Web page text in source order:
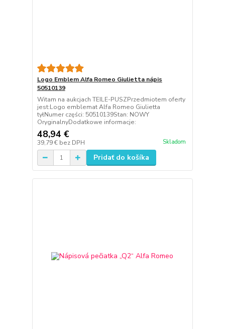
Logo Emblem Alfa Romeo Giulietta nápis
50510139
Witam na aukcjach TEILE-PUSZPrzedmiotem oferty
jest:Logo emblemat Alfa Romeo Giulietta
tyłNumer części: 50510139Stan: NOWY
OryginalnyDodatkowe informacje:
48,94 €
39,79 € bez DPH Skladom
Pridať do košíka